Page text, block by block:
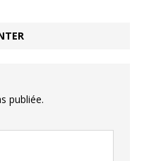
publiée.